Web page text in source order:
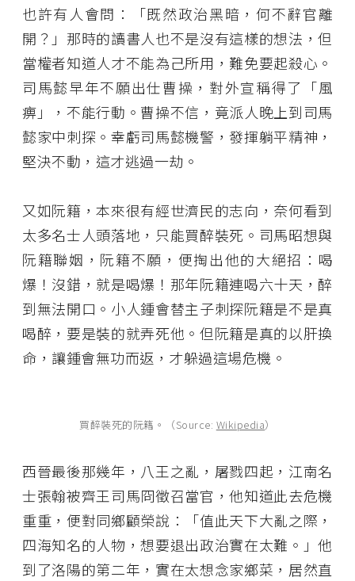
也許有人會問：「既然政治黑暗，何不辭官離
開？」那時的讀書人也不是沒有這樣的想法，但
當權者知道人才不能為己所用，難免要起殺心。
司馬懿早年不願出仕曹操，對外宣稱得了「風
痹」，不能行動。曹操不信，竟派人晚上到司馬
懿家中刺探。幸虧司馬懿機警，發揮躺平精神，
堅決不動，這才逃過一劫。
又如阮籍，本來很有經世濟民的志向，奈何看到
太多名士人頭落地，只能買醉裝死。司馬昭想與
阮籍聯姻，阮籍不願，便掏出他的大絕招：喝
爆！沒錯，就是喝爆！那年阮籍連喝六十天，醉
到無法開口。小人鍾會替主子刺探阮籍是不是真
喝醉，要是裝的就弄死他。但阮籍是真的以肝換
命，讓鍾會無功而返，才躲過這場危機。
買醉裝死的阮籍。（Source: Wikipedia）
西晉最後那幾年，八王之亂，屠戮四起，江南名
士張翰被齊王司馬冏徵召當官，他知道此去危機
重重，便對同鄉顧榮說：「值此天下大亂之際，
四海知名的人物，想要退出政治實在太難。」他
到了洛陽的第二年，實在太想念家鄉菜，居然直